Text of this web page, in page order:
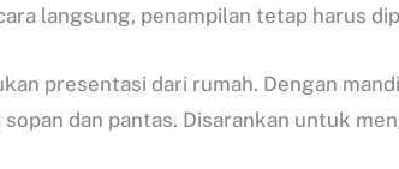
langsung, penampilan tetap harus
presentasi dari rumah. Dengan
dan pantas. Disarankan untuk